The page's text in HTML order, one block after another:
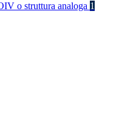
o struttura analoga 1